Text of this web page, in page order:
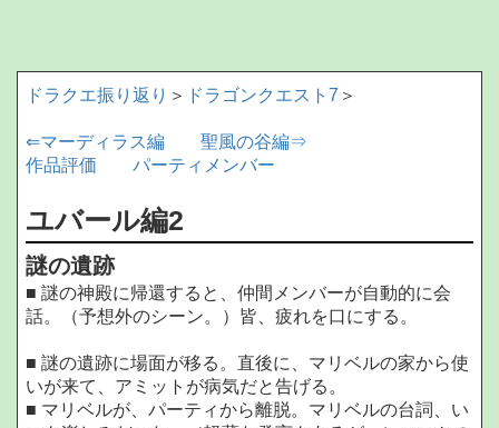
ドラクエ振り返り ＞ ドラゴンクエスト7 ＞
⇐マーディラス編
聖風の谷編⇒
作品評価
パーティメンバー
ユバール編2
謎の遺跡
■ 謎の神殿に帰還すると、仲間メンバーが自動的に会
話。（予想外のシーン。）皆、疲れを口にする。
■ 謎の遺跡に場面が移る。直後に、マリベルの家から使
いが来て、アミットが病気だと告げる。
■ マリベルが、パーティから離脱。マリベルの台詞、い